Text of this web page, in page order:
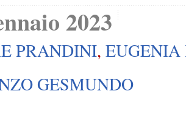
2023
PRANDINI,
GESMUNDO